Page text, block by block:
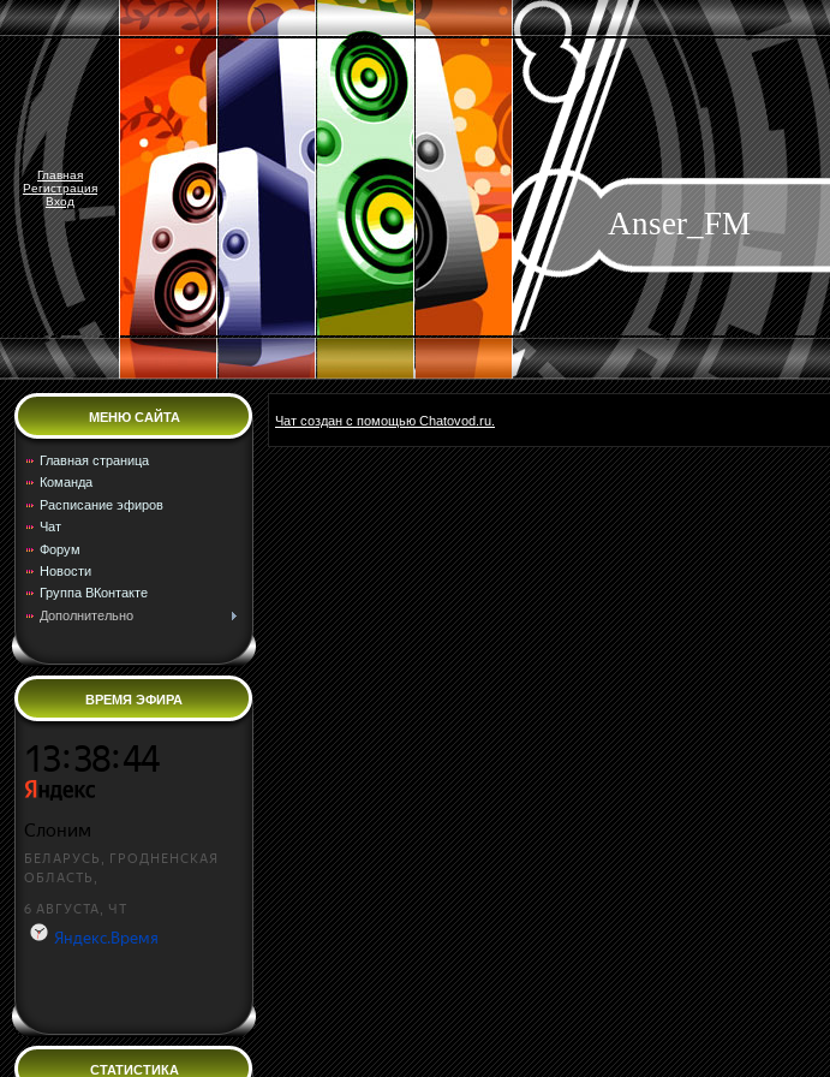
Главная
Регистрация
Вход
Anser_FM
МЕНЮ САЙТА
Главная страница
Команда
Расписание эфиров
Чат
Форум
Новости
Группа ВКонтакте
Дополнительно
ВРЕМЯ ЭФИРА
СТАТИСТИКА
Чат создан с помощью Chatovod.ru.